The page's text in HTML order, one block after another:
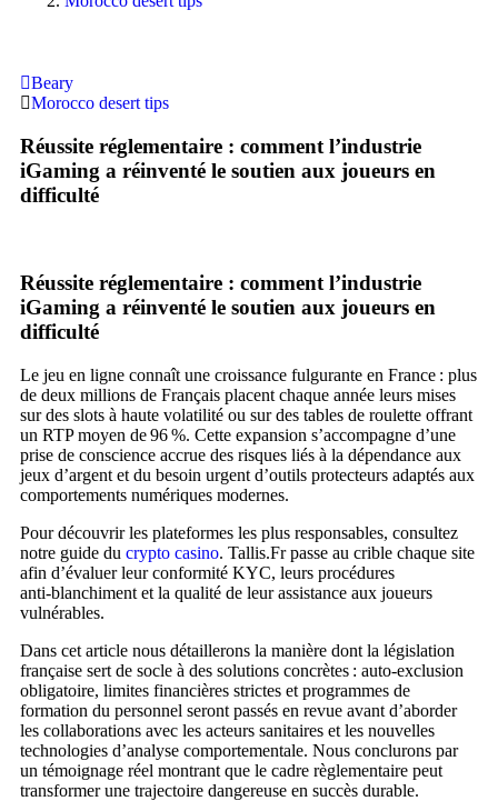
Beary
Morocco desert tips
Réussite réglementaire : comment l’industrie
iGaming a réinventé le soutien aux joueurs en
difficulté
Réussite réglementaire : comment l’industrie
iGaming a réinventé le soutien aux joueurs en
difficulté
Le jeu en ligne connaît une croissance fulgurante en France : plus
de deux millions de Français placent chaque année leurs mises
sur des slots à haute volatilité ou sur des tables de roulette offrant
un RTP moyen de 96 %. Cette expansion s’accompagne d’une
prise de conscience accrue des risques liés à la dépendance aux
jeux d’argent et du besoin urgent d’outils protecteurs adaptés aux
comportements numériques modernes.
Pour découvrir les plateformes les plus responsables, consultez
notre guide du crypto casino. Tallis.Fr passe au crible chaque site
afin d’évaluer leur conformité KYC, leurs procédures
anti‑blanchiment et la qualité de leur assistance aux joueurs
vulnérables.
Dans cet article nous détaillerons la manière dont la législation
française sert de socle à des solutions concrètes : auto‑exclusion
obligatoire, limites financières strictes et programmes de
formation du personnel seront passés en revue avant d’aborder
les collaborations avec les acteurs sanitaires et les nouvelles
technologies d’analyse comportementale. Nous conclurons par
un témoignage réel montrant que le cadre règlementaire peut
transformer une trajectoire dangereuse en succès durable.